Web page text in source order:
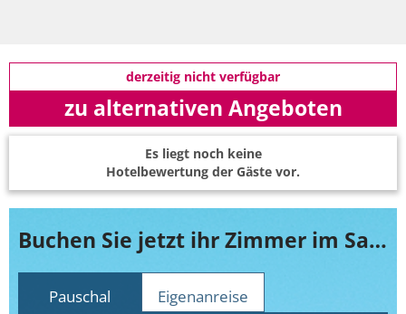
derzeitig nicht verfügbar
zu alternativen Angeboten
Es liegt noch keine
Hotelbewertung der Gäste vor.
Buchen Sie jetzt ihr Zimmer im Salzburgerhof Dienten
Pauschal Eigenanreise